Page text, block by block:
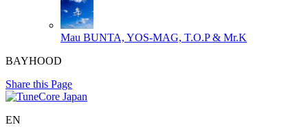
Mau BUNTA, YOS-MAG, T.O.P & Mr.K
BAYHOOD
Share this Page
EN